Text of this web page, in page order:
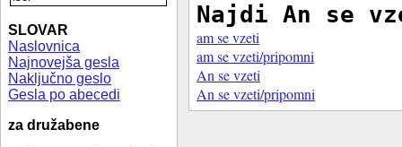
SLOVAR
Naslovnica
Najnovejša gesla
Naključno geslo
Gesla po abecedi
za družabene
Najdi An se
am se vzeti
am se vzeti/pripomni
An se vzeti
An se vzeti/pripomni